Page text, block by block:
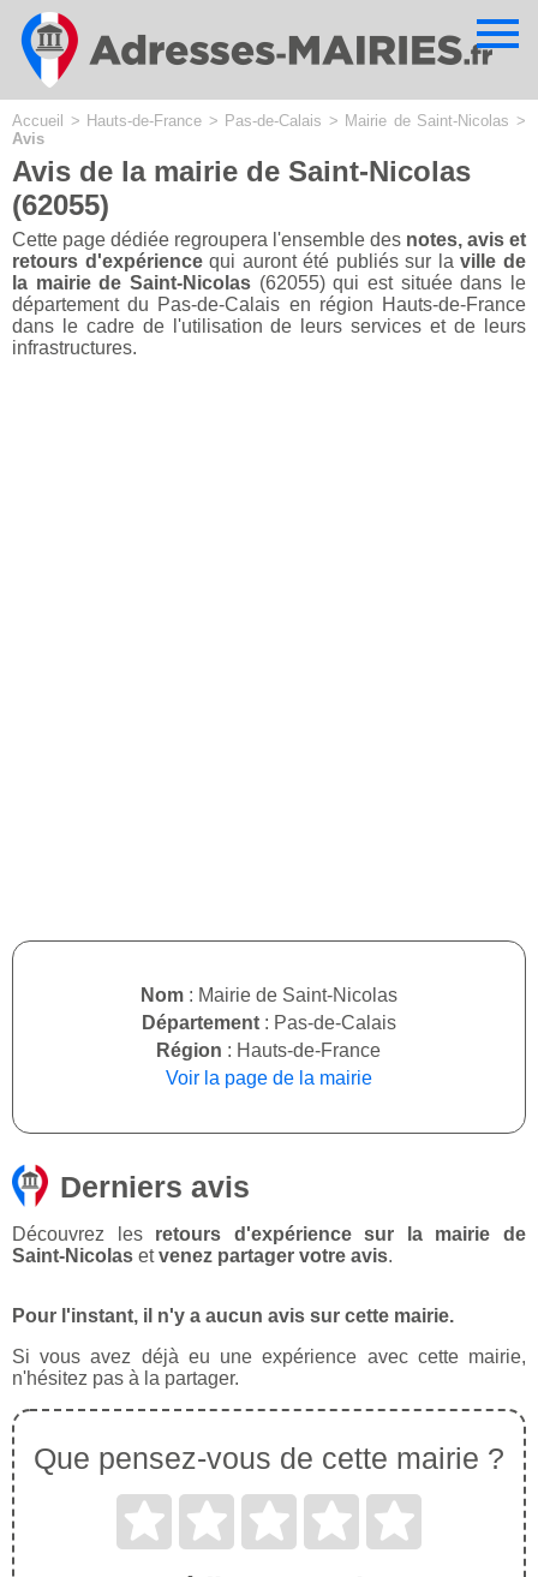
Accueil > Hauts-de-France > Pas-de-Calais > Mairie de Saint-Nicolas >
Avis
Avis de la mairie de Saint-Nicolas
(62055)
Cette page dédiée regroupera l'ensemble des notes, avis et
retours d'expériencequi auront été publiés sur laville de
la mairie de Saint-Nicolas (62055) qui est située dans le
département du Pas-de-Calais en région Hauts-de-France
dans le cadre de l'utilisation de leurs services et de leurs
infrastructures.
Nom : Mairie de Saint-Nicolas
Département : Pas-de-Calais
Région : Hauts-de-France
Voir la page de la mairie
Derniers avis
Découvrez les retours d'expérience sur la mairie de
Saint-Nicolas etvenez partager votre avis.
Pour l'instant, il n'y a aucun avis sur cette mairie.
Si vous avez déjà eu une expérience avec cette mairie,
n'hésitez pas à la partager.
Que pensez-vous de cette mairie ?
Cookies management panel